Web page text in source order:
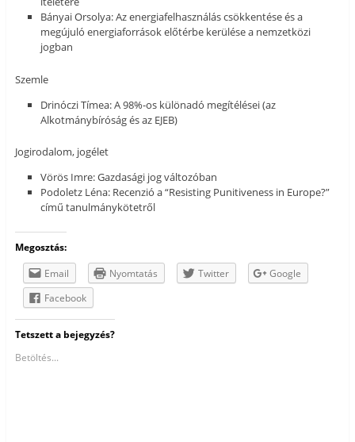
Bányai Orsolya: Az energiafelhasználás csökkentése és a
megújuló energiaforrások előtérbe kerülése a nemzetközi
jogban
Szemle
Drinóczi Tímea: A 98%-os különadó megítélései (az
Alkotmánybíróság és az EJEB)
Jogirodalom, jogélet
Vörös Imre: Gazdasági jog változóban
Podoletz Léna: Recenzió a “Resisting Punitiveness in Europe?”
című tanulmánykötetről
Megosztás:
Email
Nyomtatás Twitter
Google
Facebook
Tetszett a bejegyzés?
Betöltés...